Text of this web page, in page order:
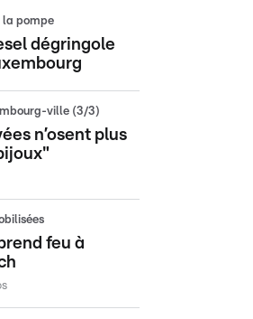
la pompe
dégringole
ville (3/3)
n’osent plus
feu à